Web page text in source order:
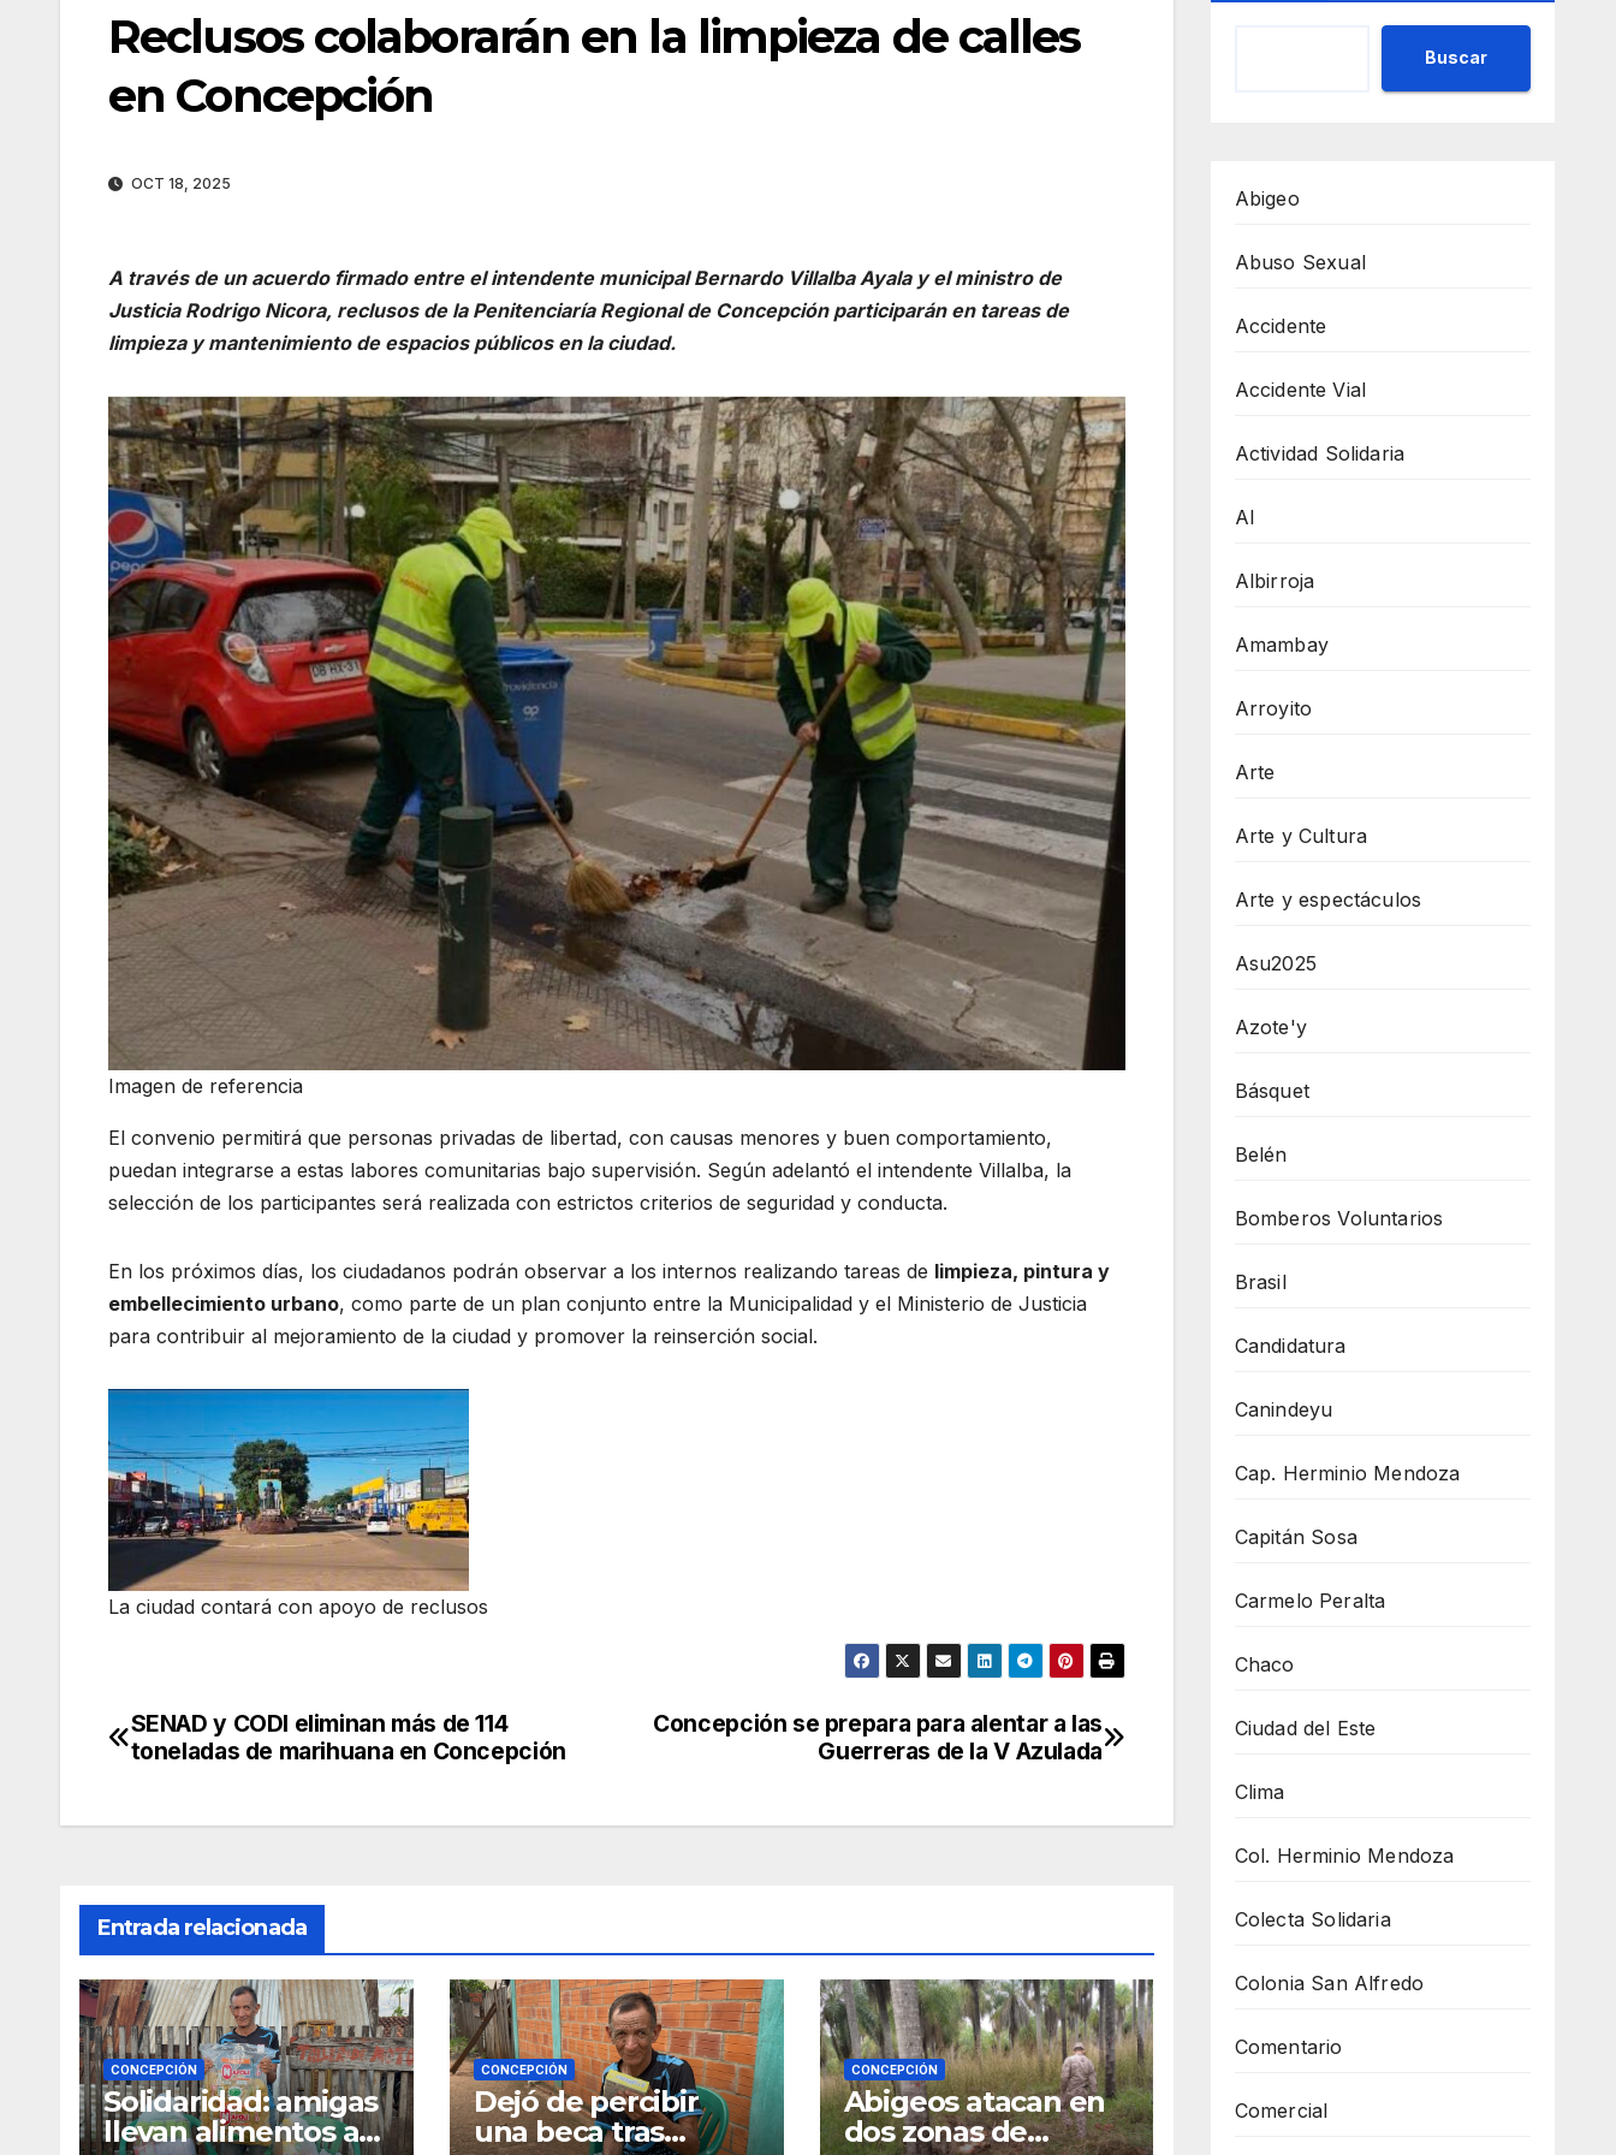
Reclusos colaborarán en la limpieza de calles
en Concepción
OCT 18, 2025
A través de un acuerdo firmado entre el intendente municipal Bernardo Villalba Ayala y el ministro de
Justicia Rodrigo Nicora, reclusos de la Penitenciaría Regional de Concepción participarán en tareas de
limpieza y mantenimiento de espacios públicos en la ciudad.
Imagen de referencia
El convenio permitirá que personas privadas de libertad, con causas menores y buen comportamiento,
puedan integrarse a estas labores comunitarias bajo supervisión. Según adelantó el intendente Villalba, la
selección de los participantes será realizada con estrictos criterios de seguridad y conducta.
En los próximos días, los ciudadanos podrán observar a los internos realizando tareas de limpieza, pintura y
embellecimiento urbano, como parte de un plan conjunto entre la Municipalidad y el Ministerio de Justicia
para contribuir al mejoramiento de la ciudad y promover la reinserción social.
La ciudad contará con apoyo de reclusos
Navegación
entradas
Concepción se prepara para alentar a las
Guerreras de la V Azulada
SENAD y CODI eliminan más de 114
toneladas de marihuana en Concepción
Entrada relacionada
CONCEPCIÓN
Solidaridad: amigas
llevan alimentos a
CONCEPCIÓN
Dejó de percibir
una beca tras
CONCEPCIÓN
Abigeos atacan en
dos zonas de
Buscar
Abigeo
Abuso Sexual
Accidente
Accidente Vial
Actividad Solidaria
AI
Albirroja
Amambay
Arroyito
Arte
Arte y Cultura
Arte y espectáculos
Asu2025
Azote'y
Básquet
Belén
Bomberos Voluntarios
Brasil
Candidatura
Canindeyu
Cap. Herminio Mendoza
Capitán Sosa
Carmelo Peralta
Chaco
Ciudad del Este
Clima
Col. Herminio Mendoza
Colecta Solidaria
Colonia San Alfredo
Comentario
Comercial